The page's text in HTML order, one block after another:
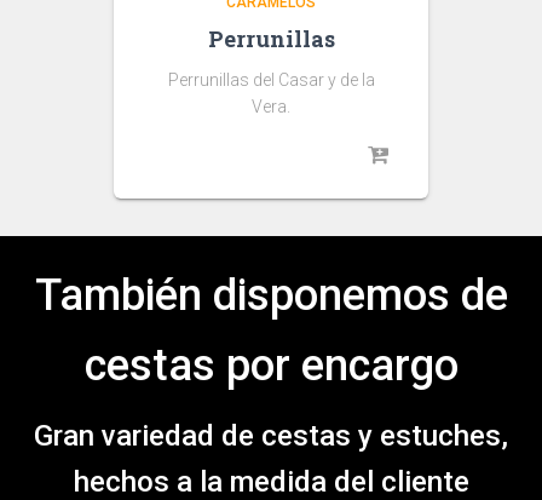
Perrunillas
Perrunillas del Casar y de la
Vera.
También disponemos de
cestas por encargo
Gran variedad de cestas y estuches,
hechos a la medida del cliente